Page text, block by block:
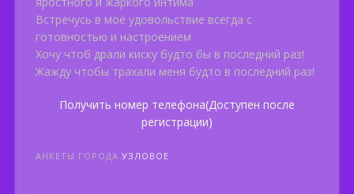
Встречусь в моё удовольствие всегда с
готовностью и настроением
Хочу чтоб драли киску будто бы в последний раз!
Жажду чтобы трахали меня будто в последний раз!
Получить номер телефона(Доступен после
регистрации)
АНКЕТЫ ГОРОДА УЗЛОВОЕ